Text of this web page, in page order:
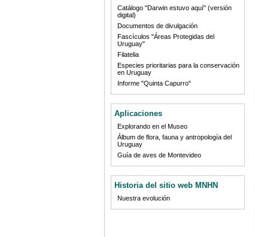
Catálogo "Darwin estuvo aquí" (versión
digital)
Documentos de divulgación
Fascículos "Áreas Protegidas del
Uruguay"
Filatelia
Especies prioritarias para la conservación
en Uruguay
Informe "Quinta Capurro"
Aplicaciones
Explorando en el Museo
Álbum de flora, fauna y antropología del
Uruguay
Guía de aves de Montevideo
Historia del sitio web MNHN
Nuestra evolución